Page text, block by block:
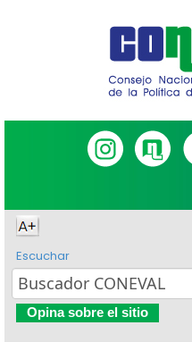
Escuchar
Opina sobre el sitio